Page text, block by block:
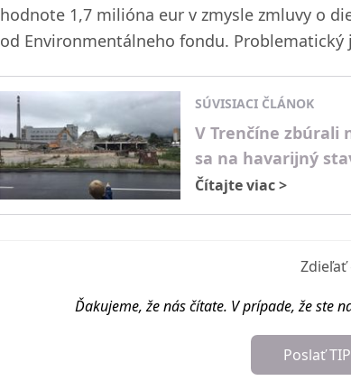
hodnote 1,7 milióna eur v zmysle zmluvy o
od Environmentálneho fondu.
SÚVISIACI ČLÁNOK
V Trenčíne zbúrali
sa na havarijný
Čítajte viac>
Zdieľať
Ďakujeme, že nás čítate. V prípade, že ste
Poslať